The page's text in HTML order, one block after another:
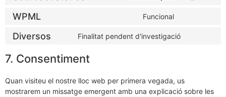
WPML Funcional
Diversos Finalitat pendent d'investigació
7. Consentiment
Quan visiteu el nostre lloc web per primera vegada, us
mostrarem un missatge emergent amb una explicació sobre les